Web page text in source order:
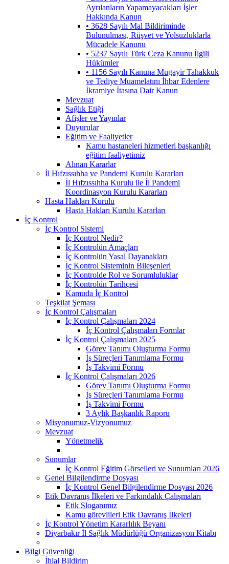
Ayrılanların Yapamayacakları İşler
Hakkında Kanun
• 3628 Sayılı Mal Bildiriminde
Bulunulması, Rüşvet ve Yolsuzluklarla
Mücadele Kanunu
• 5237 Sayılı Türk Ceza Kanunu İlgili
Hükümler
• 1156 Sayılı Kanuna Mugayir Tahakkuk
ve Tediye Muamelatını İhbar Edenlere
İkramiye İtasına Dair Kanun
Mevzuat
Sağlık Etiği
Afişler ve Yayınlar
Duyurular
Eğitim ve Faaliyetler
Kamu hastaneleri hizmetleri başkanlığı
eğitim faaliyetimiz
Alınan Kararlar
İl Hıfzıssıhha ve Pandemi Kurulu Kararları
İl Hıfzıssıhha Kurulu ile İl Pandemi
Koordinasyon Kurulu Kararları
Hasta Hakları Kurulu
Hasta Hakları Kurulu Kararları
İç Kontrol
İç Kontrol Sistemi
İç Kontrol Nedir?
İç Kontrolün Amaçları
İç Kontrolün Yasal Dayanakları
İç Kontrol Sisteminin Bileşenleri
İç Kontrolde Rol ve Sorumluluklar
İç Kontrolün Tarihçesi
Kamuda İç Kontrol
Teşkilat Şeması
İç Kontrol Çalışmaları
İç Kontrol Çalışmaları 2024
İç Kontrol Çalışmaları Formlar
İç Kontrol Çalışmaları 2025
Görev Tanımı Oluşturma Formu
İş Süreçleri Tanımlama Formu
İş Takvimi Formu
İç Kontrol Çalışmaları 2026
Görev Tanımı Oluşturma Formu
İş Süreçleri Tanımlama Formu
İş Takvimi Formu
3 Aylık Başkanlık Raporu
Misyonumuz-Vizyonumuz
Mevzuat
Yönetmelik
Sunumlar
İç Kontrol Eğitim Görselleri ve Sunumları 2026
Genel Bilgilendirme Dosyası
İç Kontrol Genel Bilgilendirme Dosyası 2026
Etik Davranış İlkeleri ve Farkındalık Çalışmaları
Etik Sloganımız
Kamu görevlileri Etik Davranış İlkeleri
İç Kontrol Yönetim Kararlılık Beyanı
Diyarbakır İl Sağlık Müdürlüğü Organizasyon Kitabı
Bilgi Güvenliği
İhlal Bildirim